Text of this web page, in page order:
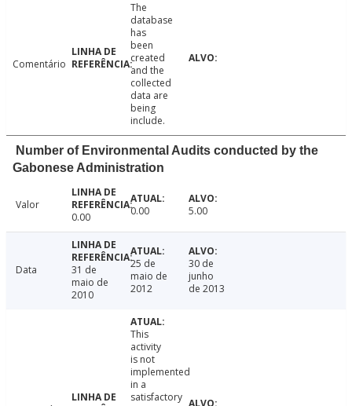
Comentário
The
database
has
been
created
and the
collected
data are
being
include.
Number of Environmental Audits conducted by the
Gabonese Administration
Valor
0.00
0.00 5.00
Data
31 de
maio de
2010
25 de
maio de
2012
30 de
junho
de 2013
This
activity
is not
implemented
in a
satisfactory